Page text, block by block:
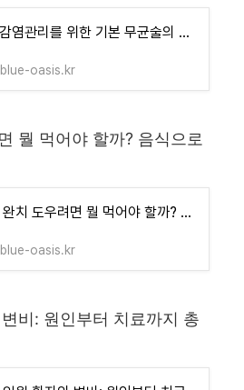
병원감염관리를 위한 기본 무균술의 이해
oasis.kr
뭘 먹어야 할까? 음식으로
무좀 완치 도우려면 뭘 먹어야 할까? 음식으로 보는 무좀 관리법
oasis.kr
비: 원인부터 치료까지 총